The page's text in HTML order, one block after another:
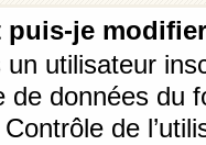
puis-je
un utilisateur
de données du
de